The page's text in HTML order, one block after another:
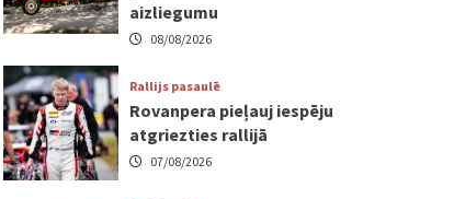
aizliegumu
08/08/2026
Rallijs pasaulē
Rovanpera pieļauj iespēju
atgriezties rallijā
07/08/2026